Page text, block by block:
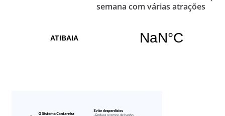
semana com várias atrações